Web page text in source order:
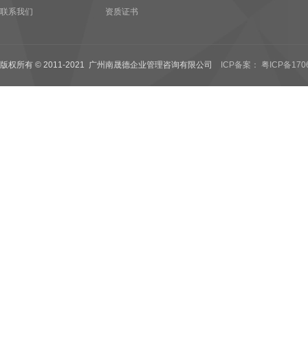
联系我们
资质证书
版权所有 © 2011-2021 广州南晟德企业管理咨询有限公司 ICP备案： 粤ICP备